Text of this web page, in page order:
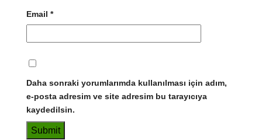
Email *
Daha sonraki yorumlarımda kullanılması için adım,
e-posta adresim ve site adresim bu tarayıcıya
kaydedilsin.